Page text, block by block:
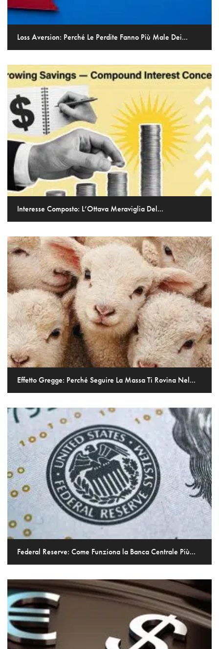
Loss Aversion: Perché Le Perdite Fanno Più Male Dei...
Interesse Composto: L’Ottava Meraviglia Del...
Effetto Gregge: Perché Seguire La Massa Ti Rovina Nel...
Federal Reserve: Come Funziona la Banca Centrale Più...